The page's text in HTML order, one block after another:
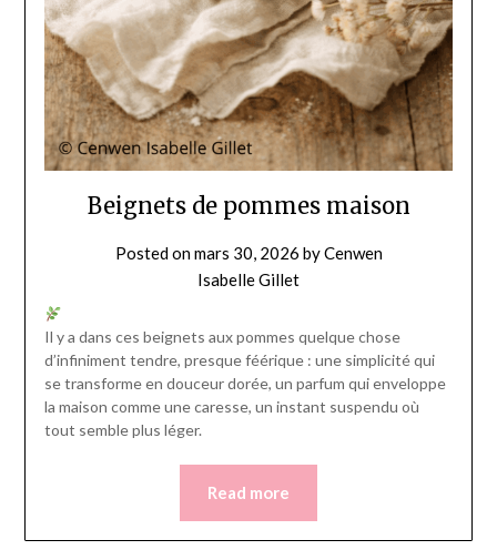
Beignets de pommes maison
Posted onmars 30, 2026 byCenwen
Isabelle Gillet
Il y a dans ces beignets aux pommes quelque chose
d’infiniment tendre, presque féérique : une simplicité qui
se transforme en douceur dorée, un parfum qui enveloppe
la maison comme une caresse, un instant suspendu où
tout semble plus léger.
Read more